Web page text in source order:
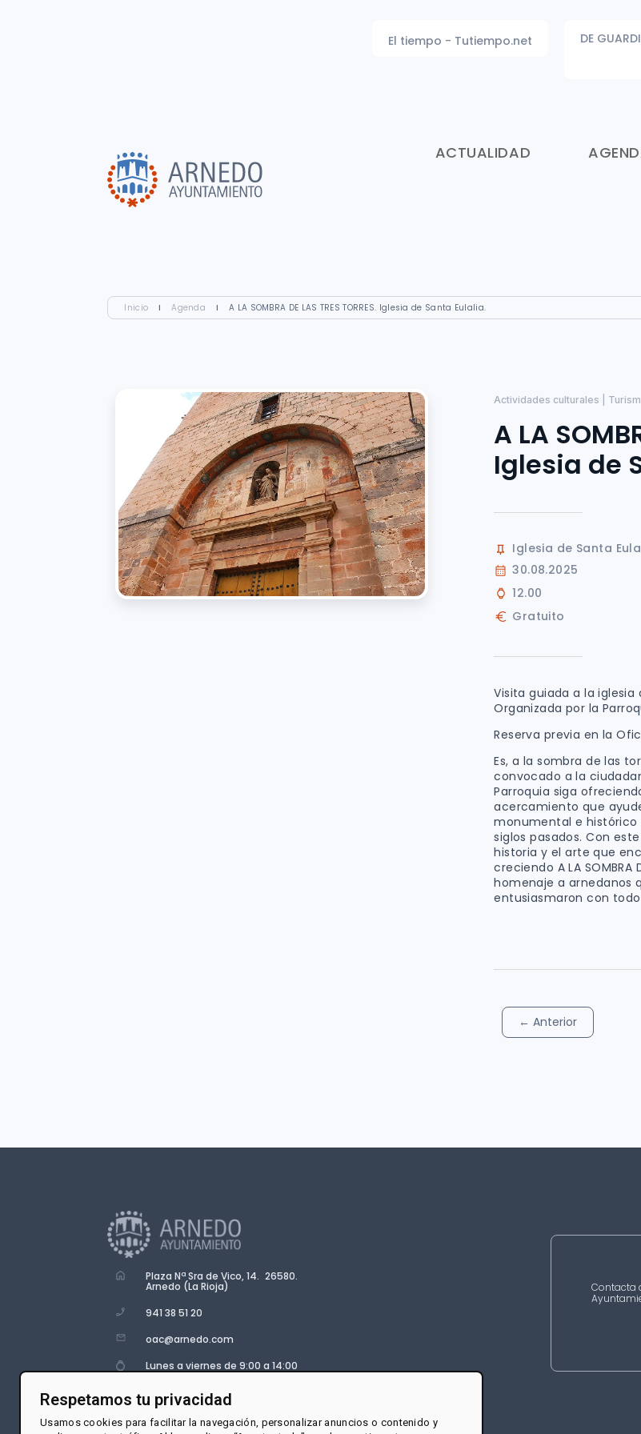
DE
El tiempo - Tutiempo.net
ACTUALIDAD
Inicio I Agenda I A LA SOMBRA DE LAS TRES TORRES. Iglesia de Santa Eulalia.
Actividades culturales |
A LA
Iglesia de
Iglesia de Santa
30.08.2025
12.00
Gratuito
Visita guiada a la iglesia
Organizada por la
Reserva previa en la
Es, a la sombra de las
convocado a la
Parroquia siga
acercamiento que
monumental e histórico
siglos pasados. Con
historia y el arte que
creciendo A LA SOMBRA
homenaje a arnedanos
entusiasmaron con
←Anterior
Plaza Nª Sra de Vico, 14. 26580.
Arnedo (La Rioja)
941 38 51 20
oac@arnedo.com
Lunes a viernes de 9:00 a 14:00
Contacta
Respetamos tu privacidad
Usamos cookies para facilitar la navegación, personalizar anuncios o contenido y